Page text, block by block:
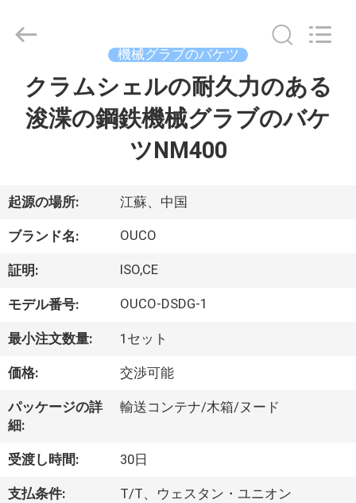
品
ビ
デ
オ
VR
シ
ョ
ー
2020
INTERNATIONAL
GROUP
機械グラブのバケツ
クラムシェルの耐久力のある
浚渫の鋼鉄機械グラブのバケ
ツNM400
起源の場所: 江蘇、中国
ブランド名: OUCO
証明: ISO,CE
モデル番号: OUCO-DSDG-1
最小注文数量: 1セット
価格: 交渉可能
パッケージの詳
細:
輸送コンテナ/木箱/ヌード
受渡し時間: 30日
支払条件: T/T、ウェスタン・ユニオン